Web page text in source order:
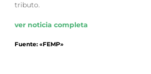
tributo.
ver noticia completa
Fuente: «FEMP»